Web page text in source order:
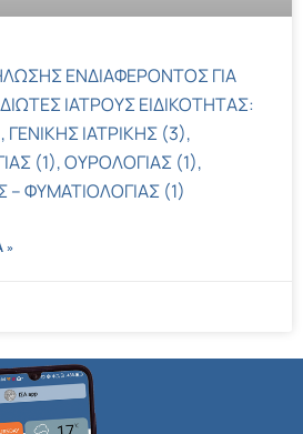
ΕΝΔΙΑΦΕΡΟΝΤΟΣ ΓΙΑ
ΙΑΤΡΟΥΣ ΕΙΔΙΚΟΤΗΤΑΣ:
ΙΑΤΡΙΚΗΣ (3),
(1), ΟΥΡΟΛΟΓΙΑΣ (1),
ΦΥΜΑΤΙΟΛΟΓΙΑΣ (1)
»